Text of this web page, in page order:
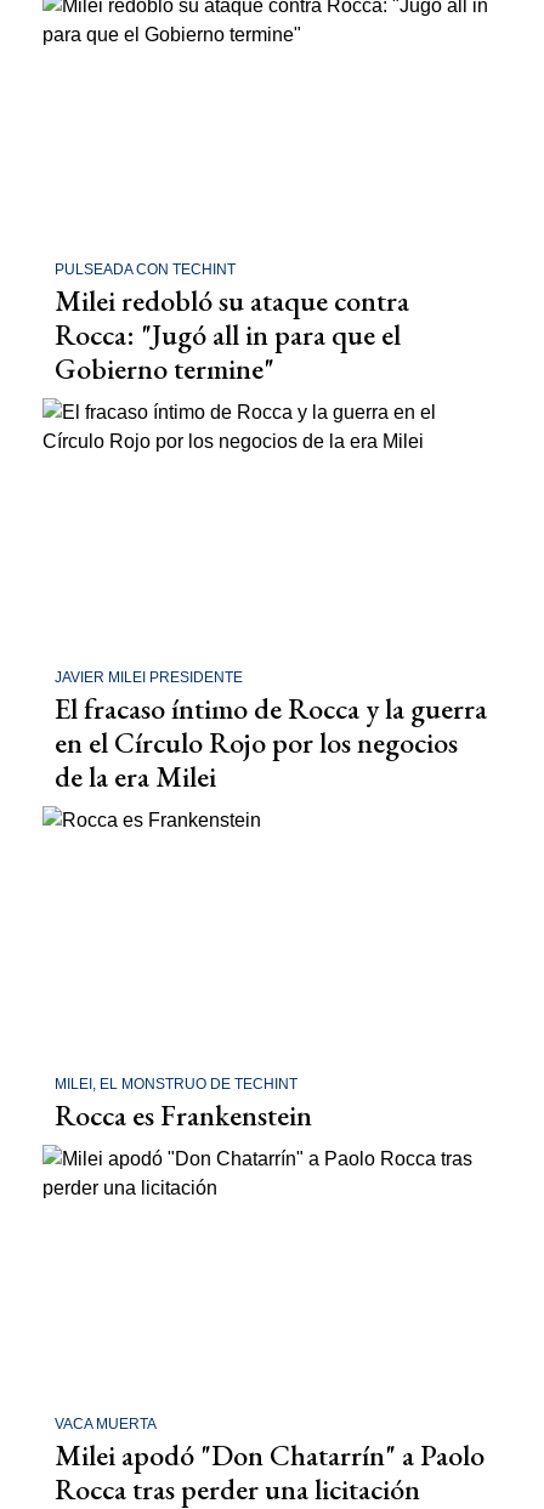
PULSEADA CON TECHINT
Milei redobló su ataque contra
Rocca: "Jugó all in para que el
Gobierno termine"
JAVIER MILEI PRESIDENTE
El fracaso íntimo de Rocca y la guerra
en el Círculo Rojo por los negocios
de la era Milei
MILEI, EL MONSTRUO DE TECHINT
Rocca es Frankenstein
VACA MUERTA
Milei apodó "Don Chatarrín" a Paolo
Rocca tras perder una licitación